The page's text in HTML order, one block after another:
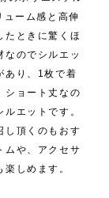
ーム感と高伸
たときに驚くほ
なのでシルエッ
あり、1枚で着
ショート丈なの
エットです。
し頂くのもおす
ムや、アクセサ
しめます。